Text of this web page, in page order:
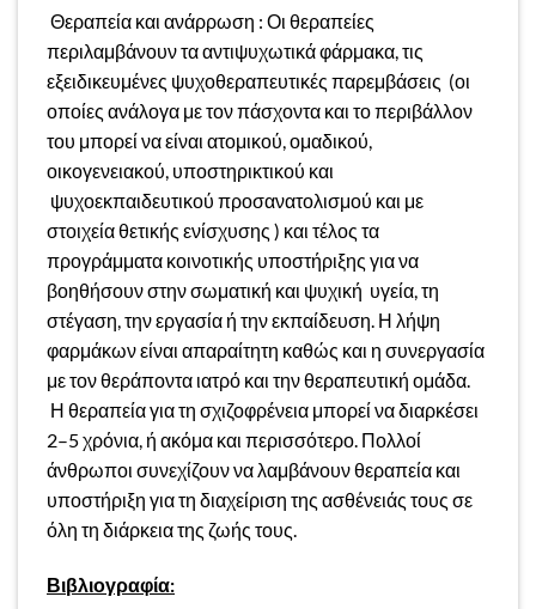
Θεραπεία και ανάρρωση : Οι θεραπείες
περιλαμβάνουν τα αντιψυχωτικά φάρμακα, τις
εξειδικευμένες ψυχοθεραπευτικές παρεμβάσεις (οι
οποίες ανάλογα με τον πάσχοντα και το περιβάλλον
του μπορεί να είναι ατομικού, ομαδικού,
οικογενειακού, υποστηρικτικού και
ψυχοεκπαιδευτικού προσανατολισμού και με
στοιχεία θετικής ενίσχυσης ) και τέλος τα
προγράμματα κοινοτικής υποστήριξης για να
βοηθήσουν στην σωματική και ψυχική υγεία, τη
στέγαση, την εργασία ή την εκπαίδευση. Η λήψη
φαρμάκων είναι απαραίτητη καθώς και η συνεργασία
με τον θεράποντα ιατρό και την θεραπευτική ομάδα.
Η θεραπεία για τη σχιζοφρένεια μπορεί να διαρκέσει
2–5 χρόνια, ή ακόμα και περισσότερο. Πολλοί
άνθρωποι συνεχίζουν να λαμβάνουν θεραπεία και
υποστήριξη για τη διαχείριση της ασθένειάς τους σε
όλη τη διάρκεια της ζωής τους.
Βιβλιογραφία: